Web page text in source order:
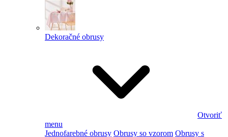
Dekoračné obrusy
Otvoriť
menu
Jednofarebné obrusy Obrusy so vzorom Obrusy s